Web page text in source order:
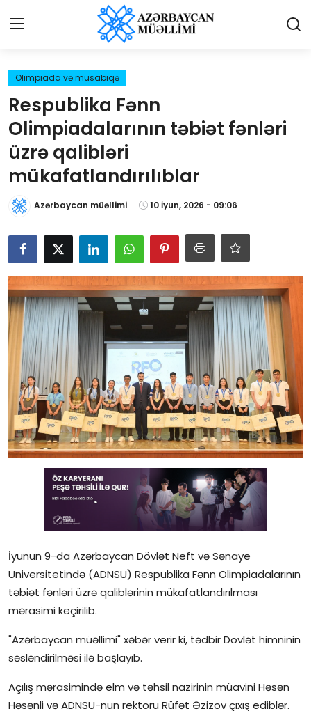
Giriş
Qəzetə elan ver
Əlaqə
Haqqımızda
Reklam və elan
Biz kimik?
Bütün xəbərlər
Gündəlik
Rəsmi
Təhsil
Müsahibə
Elm və innovasiya
Reportaj
Regionlar
Qəzetin PDF arxivi
İctimai şura
Dünya
Olimpiada və müsabiqə
Respublika Fənn
Olimpiadalarının təbiət fənləri
üzrə qalibləri
mükafatlandırılıblar
Azərbaycan müəllimi 10 İyun, 2026 - 09:06
İyunun 9-da Azərbaycan Dövlət Neft və Sənaye
Universitetində (ADNSU) Respublika Fənn Olimpiadalarının
təbiət fənləri üzrə qaliblərinin mükafatlandırılması
mərasimi keçirilib.
"Azərbaycan müəllimi" xəbər verir ki, tədbir Dövlət himninin
səsləndirilməsi ilə başlayıb.
Açılış mərasimində elm və təhsil nazirinin müavini Həsən
Həsənli və ADNSU-nun rektoru Rüfət Əzizov çıxış ediblər.